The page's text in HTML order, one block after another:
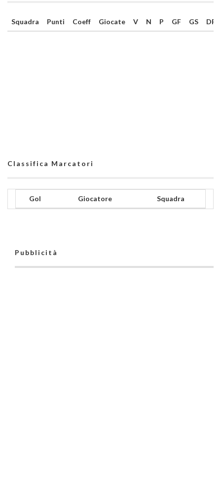
Squadra Punti Coeff Giocate V N P GF GS DR
Classifica Marcatori
Gol Giocatore Squadra
Pubblicità